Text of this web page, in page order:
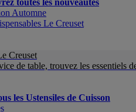
toutes les nouveautés
Automne
Le Creuset
Creuset
de table, trouvez les essentiels
les Ustensiles de Cuisson